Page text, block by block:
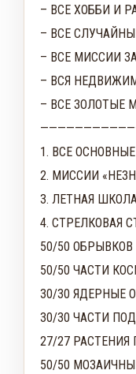
– ВСЕ ХОББИ И
– ВСЕ
– ВСЕ МИССИИ
– ВСЯ
– ВСЕ ЗОЛОТЫЕ
1. ВСЕ
2. МИССИИ
3. ЛЕТНАЯ
4. СТРЕЛКОВАЯ
50/50
50/50 ЧАСТИ
30/30 ЯДЕРНЫЕ
30/30 ЧАСТИ
27/27 РАСТЕНИЯ
50/50